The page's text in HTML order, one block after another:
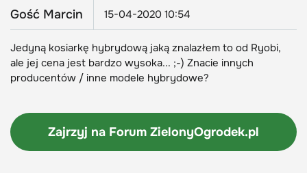
Gość Marcin 15-04-2020 10:54
Jedyną kosiarkę hybrydową jaką znalazłem to od Ryobi,
ale jej cena jest bardzo wysoka... ;-) Znacie innych
producentów / inne modele hybrydowe?
Zajrzyj na Forum ZielonyOgrodek.pl